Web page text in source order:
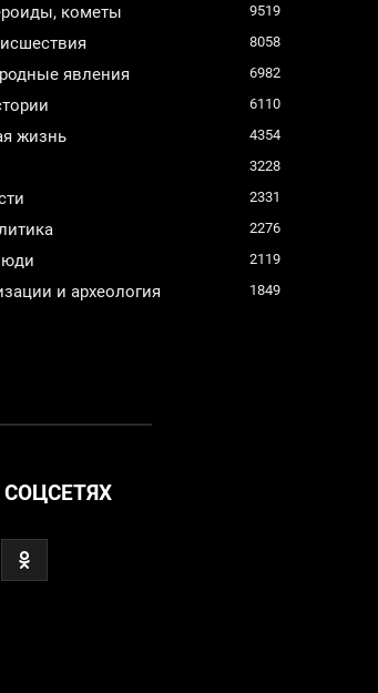
кометы 9519
8058
явления 6982
6110
жизнь 4354
3228
2331
2276
2119
и археология 1849